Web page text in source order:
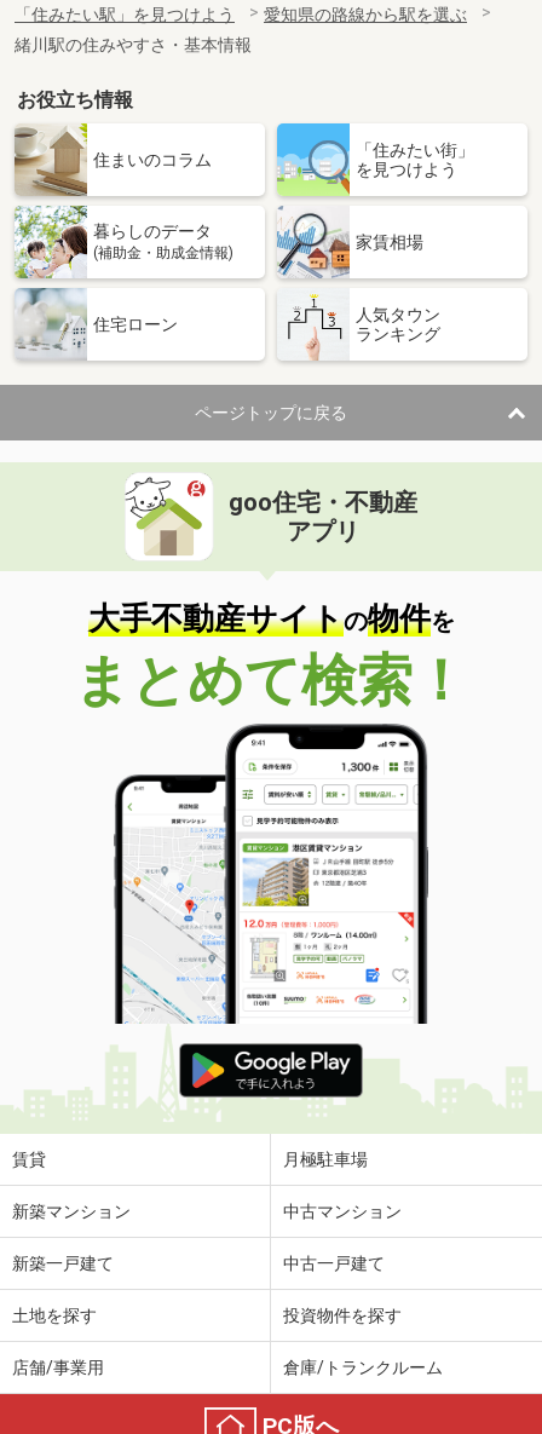
「住みたい駅」を見つけよう
愛知県の路線から駅を選ぶ
緒川駅の住みやすさ・基本情報
お役立ち情報
住まいのコラム
「住みたい街」
を見つけよう
暮らしのデータ
(補助金・助成金情報)
家賃相場
住宅ローン
人気タウン
ランキング
ページトップに戻る
goo住宅・不動産
アプリ
大手不動産サイトの物件を
まとめて検索！
賃貸 月極駐車場
新築マンション 中古マンション
新築一戸建て 中古一戸建て
土地を探す 投資物件を探す
店舗/事業用 倉庫/トランクルーム
PC版へ